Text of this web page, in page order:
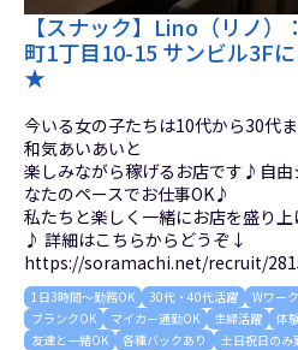
【スナック】Lino（リノ
町1丁目10-15 サンビル3F
★
今いる女の子たちは10代から30代
和気あいあいと
楽しみながら稼げるお店です♪自由
なたのペースでお仕事OK♪
私たちと楽しく一緒にお店を盛り
♪ 詳細はこちらからどうぞ↓
https://soramachi.net/recruit/
1日3時間～勤務OK 30代・40代活躍 Wワー
ブランクOK
マイカー通勤OK 主婦活躍 体
友達と一緒OK
各種バックあり 土日祝日のみ